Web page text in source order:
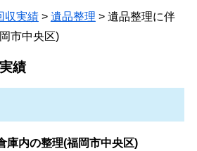
収実績> 遺品整理 > 遺品整理に伴
市中央区)
庫内の整理(福岡市中央区)